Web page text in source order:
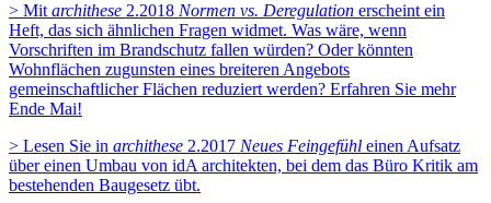
> Mit archithese 2.2018 Normen vs. Deregulation erscheint ein
Heft, das sich ähnlichen Fragen widmet. Was wäre, wenn
Vorschriften im Brandschutz fallen würden? Oder könnten
Wohnflächen zugunsten eines breiteren Angebots
gemeinschaftlicher Flächen reduziert werden? Erfahren Sie mehr
Ende Mai!
> Lesen Sie in archithese 2.2017 Neues Feingefühl einen Aufsatz
über einen Umbau von idA architekten, bei dem das Büro Kritik am
bestehenden Baugesetz übt.